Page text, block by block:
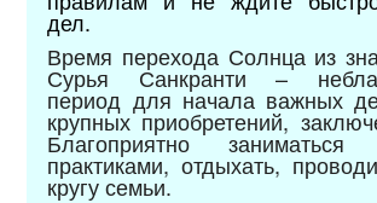
дел.
Время перехода Солнца из
Сурья Санкранти –
период для начала важных
крупных приобретений,
Благоприятно заниматься
практиками, отдыхать,
кругу семьи.